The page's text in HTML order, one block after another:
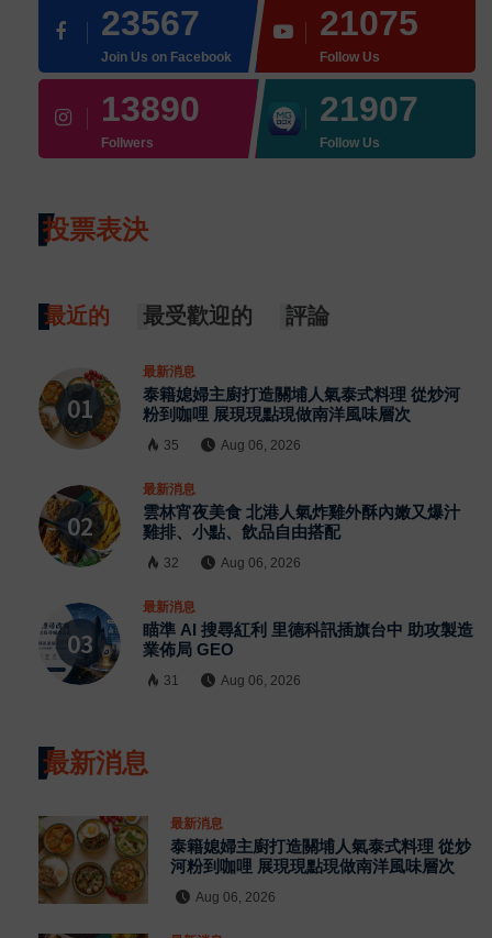
23567
Join Us on Facebook
21075
Follow Us
13890
Follwers
21907
Follow Us
投票表決
最近的 最受歡迎的 評論
最新消息
泰籍媳婦主廚打造關埔人氣泰式料理 從炒河
粉到咖哩 展現現點現做南洋風味層次
35 Aug 06, 2026
最新消息
雲林宵夜美食 北港人氣炸雞外酥內嫩又爆汁
雞排、小點、飲品自由搭配
32 Aug 06, 2026
最新消息
瞄準 AI 搜尋紅利 里德科訊插旗台中 助攻製造
業佈局 GEO
31 Aug 06, 2026
最新消息
最新消息
泰籍媳婦主廚打造關埔人氣泰式料理 從炒
河粉到咖哩 展現現點現做南洋風味層次
Aug 06, 2026